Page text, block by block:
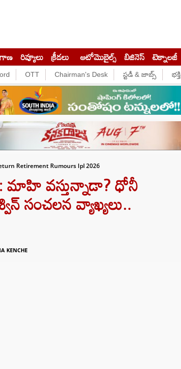
రివ్యూలు క్రీడలు ఆటోమొబైల్స్ బిజినెస్‌ టెక్నాలజీ
OTT Chairman's Desk స్టడీ & జాబ్స్ భక్తి
Retirement Rumours Ipl 2026
మాహి వస్తున్నాడా? ధోనీ
సంచలన వ్యాఖ్యలు..
KENCHE